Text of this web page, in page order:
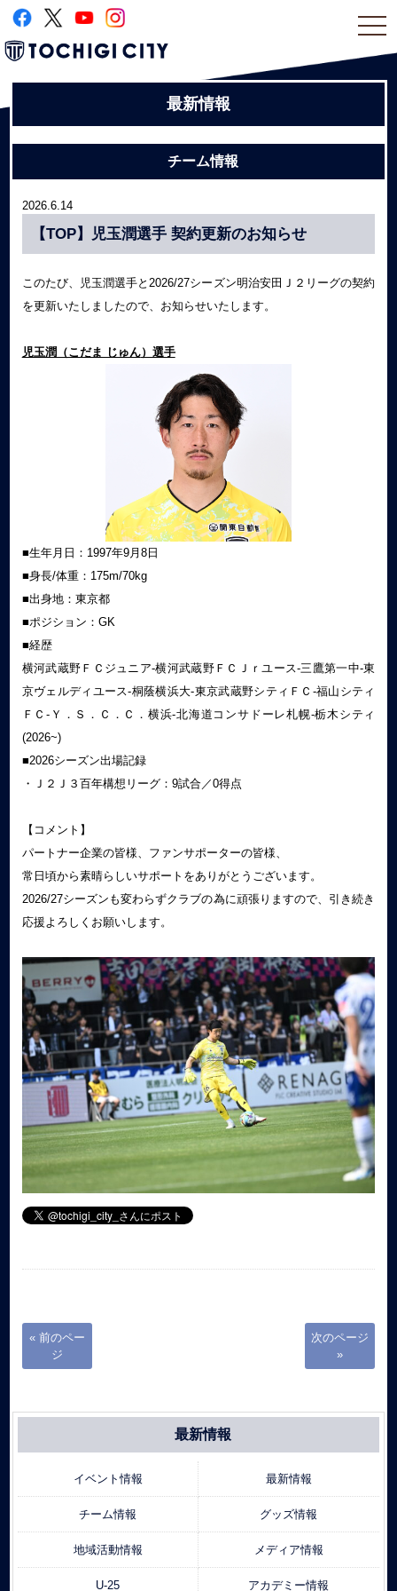
最新情報
チーム情報
2026.6.14
【TOP】児玉潤選手 契約更新のお知らせ
このたび、児玉潤選手と2026/27シーズン明治安田Ｊ２リーグの契約
を更新いたしましたので、お知らせいたします。
児玉潤（こだま じゅん）選手
■生年月日：1997年9月8日
■身長/体重：175m/70kg
■出身地：東京都
■ポジション：GK
■経歴
横河武蔵野ＦＣジュニア-横河武蔵野ＦＣＪｒユース-三鷹第一中-東
京ヴェルディユース-桐蔭横浜大-東京武蔵野シティＦＣ-福山シティ
ＦＣ-Ｙ．Ｓ．Ｃ．Ｃ．横浜-北海道コンサドーレ札幌-栃木シティ
(2026~)
■2026シーズン出場記録
・Ｊ２Ｊ３百年構想リーグ：9試合／0得点
【コメント】
パートナー企業の皆様、ファンサポーターの皆様、
常日頃から素晴らしいサポートをありがとうございます。
2026/27シーズンも変わらずクラブの為に頑張りますので、引き続き
応援よろしくお願いします。
« 前のペー
ジ
次のページ
»
最新情報
イベント情報 最新情報
チーム情報 グッズ情報
地域活動情報 メディア情報
U-25 アカデミー情報